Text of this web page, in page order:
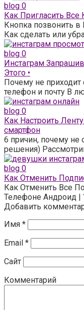
blog 0
Как Пригласить Все
Кнопка позвонить в
Как сделать или
blog 0
Инстаграм
Этого •
Почему не
телефон и почту В
blog 0
Как Настроить
смартфон
6 причин, почему не
решения)
blog 0
Как Отменить
Как Отменить Все
Телефоне Андроид |
Добавить
Имя *
Email *
Сайт
Комментарий